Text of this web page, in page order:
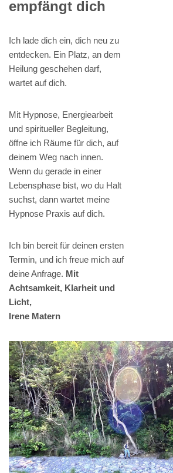
empfängt dich
Ich lade dich ein, dich neu zu
entdecken. Ein Platz, an dem
Heilung geschehen darf,
wartet auf dich.
Mit Hypnose, Energiearbeit
und spiritueller Begleitung,
öffne ich Räume für dich, auf
deinem Weg nach innen.
Wenn du gerade in einer
Lebensphase bist, wo du Halt
suchst, dann wartet meine
Hypnose Praxis auf dich.
Ich bin bereit für deinen ersten
Termin, und ich freue mich auf
deine Anfrage. Mit
Achtsamkeit, Klarheit und
Licht,
Irene Matern